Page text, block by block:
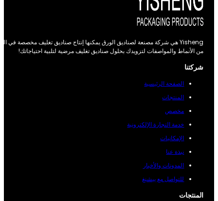
Yisheng هي شركة مصنعة لصناديق الورق يمكنها إنتاج صناديق تغليف مخصصة في العديد
الأنماط والمواصفات لتزويدك بحلول صناديق تغليف مرضية لتلبية احتياجاتك!
الصفحة الرئيسية
المنتجات
مخصص
خدمة التجارة الإلكترونية
الإمكانيات
نبذة عنا
المدونات والأخبار
للتواصل مع ييشنغ